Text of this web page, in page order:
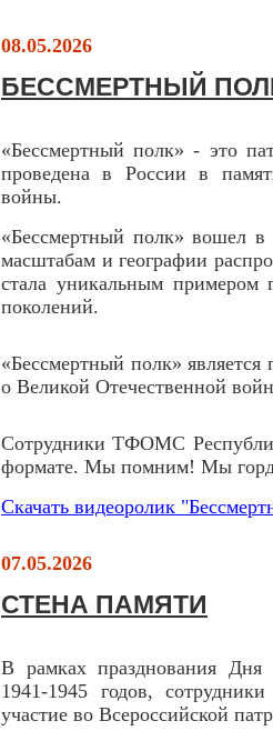
08.05.2026
БЕССМЕРТНЫЙ
«Бессмертный полк» - это
проведена в России в
войны.
«Бессмертный полк» вошел
масштабам и географии
стала уникальным примером
поколений.
«Бессмертный полк»
о Великой Отечественной
Сотрудники ТФОМС
формате. Мы помним! Мы
Скачать видеоролик
07.05.2026
СТЕНА ПАМЯТИ
В рамках празднования
1941-1945 годов,
участие во Всероссийской